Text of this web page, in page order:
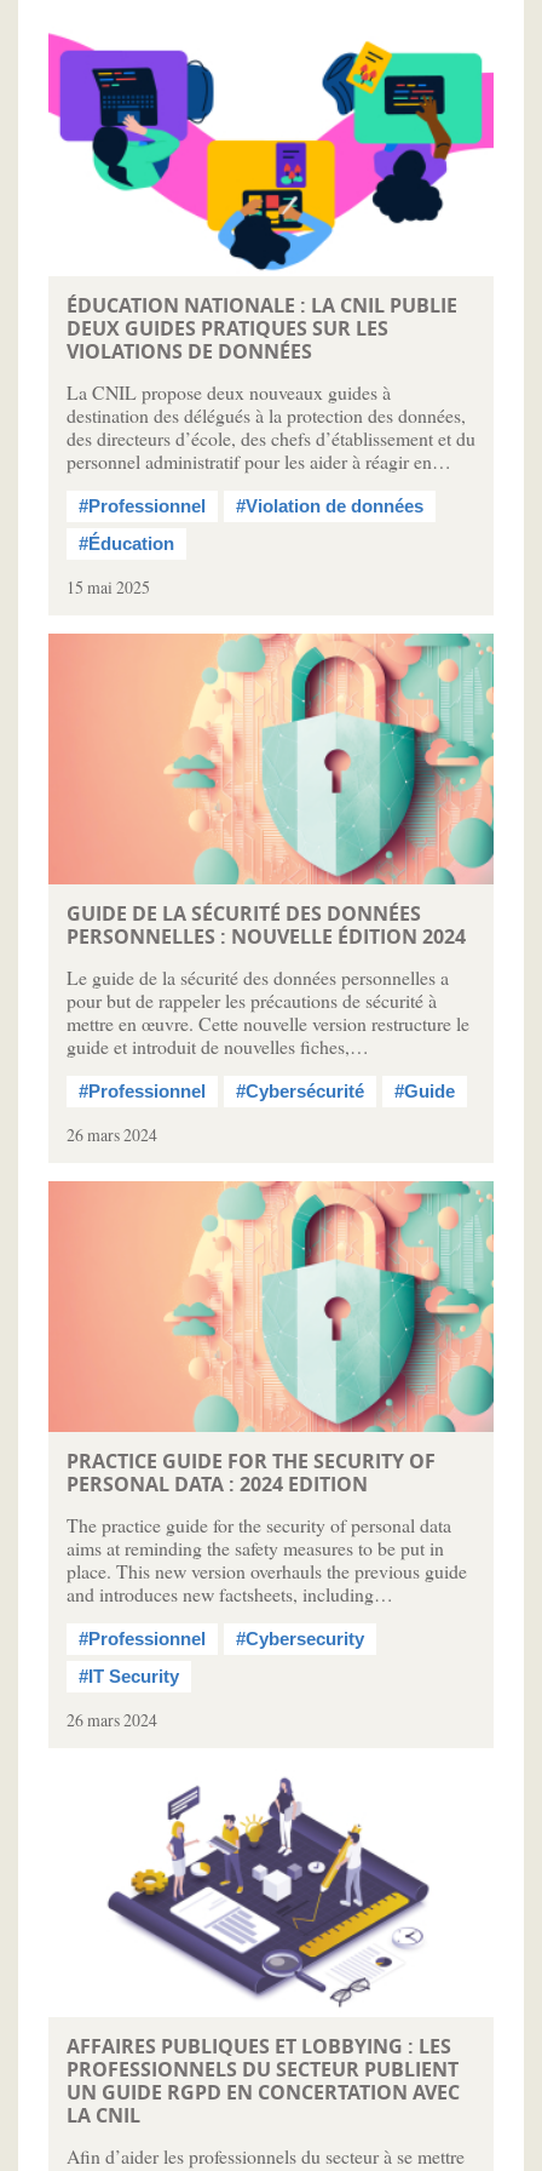
ÉDUCATION NATIONALE : LA CNIL PUBLIE
DEUX GUIDES PRATIQUES SUR LES
VIOLATIONS DE DONNÉES
La CNIL propose deux nouveaux guides à
destination des délégués à la protection des données,
des directeurs d’école, des chefs d’établissement et du
personnel administratif pour les aider à réagir en…
#Professionnel
#Violation de données
#Éducation
15 mai 2025
GUIDE DE LA SÉCURITÉ DES DONNÉES
PERSONNELLES : NOUVELLE ÉDITION 2024
Le guide de la sécurité des données personnelles a
pour but de rappeler les précautions de sécurité à
mettre en œuvre. Cette nouvelle version restructure le
guide et introduit de nouvelles fiches,…
#Professionnel #Cybersécurité #Guide
26 mars 2024
PRACTICE GUIDE FOR THE SECURITY OF
PERSONAL DATA : 2024 EDITION
The practice guide for the security of personal data
aims at reminding the safety measures to be put in
place. This new version overhauls the previous guide
and introduces new factsheets, including…
#Professionnel
#Cybersecurity
#IT Security
26 mars 2024
AFFAIRES PUBLIQUES ET LOBBYING : LES
PROFESSIONNELS DU SECTEUR PUBLIENT
UN GUIDE RGPD EN CONCERTATION AVEC
LA CNIL
Afin d’aider les professionnels du secteur à se mettre